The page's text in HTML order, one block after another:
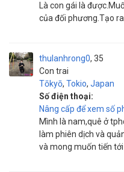
Là con gái là
của đối phương.Tạo
thulanhrong0
Con trai
35
Tōkyō, Tokio, Japan
Số điện thoại:
Nâng cấp để xem số
Mình là nam,quê ở
làm phiên dịch và
và mong muốn tiến tới